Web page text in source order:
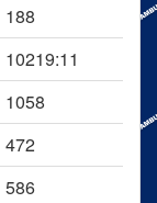
188
10219:11
1058
472
586